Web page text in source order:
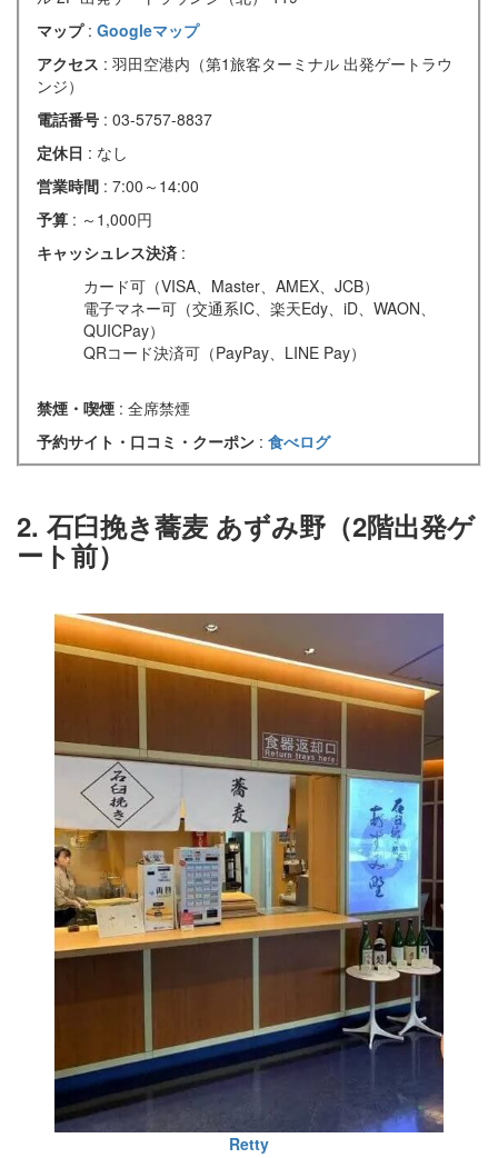
マップ : Googleマップ
アクセス : 羽田空港内（第1旅客ターミナル 出発ゲートラウ
ンジ）
電話番号 : 03-5757-8837
定休日 : なし
営業時間 : 7:00～14:00
予算 : ～1,000円
キャッシュレス決済 :
カード可（VISA、Master、AMEX、JCB）
電子マネー可（交通系IC、楽天Edy、iD、WAON、
QUICPay）
QRコード決済可（PayPay、LINE Pay）
禁煙・喫煙 : 全席禁煙
予約サイト・口コミ・クーポン : 食べログ
2. 石臼挽き蕎麦 あずみ野（2階出発ゲ
ート前）
Retty